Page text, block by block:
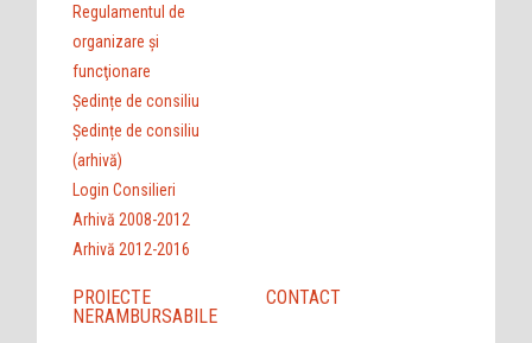
Regulamentul de
organizare şi
funcţionare
Ședințe de consiliu
Ședințe de consiliu
(arhivă)
Login Consilieri
Arhivă 2008-2012
Arhivă 2012-2016
PROIECTE
NERAMBURSABILE
CONTACT